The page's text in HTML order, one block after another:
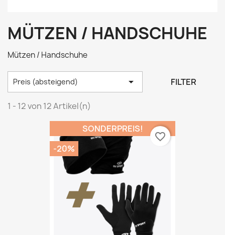
MÜTZEN / HANDSCHUHE
Mützen / Handschuhe
Preis (absteigend)  FILTER
1 - 12 von 12 Artikel(n)
SONDERPREIS!
-20%
favorite_border